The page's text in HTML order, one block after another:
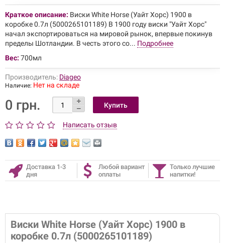
Краткое описание: Виски White Horse (Уайт Хорс) 1900 в
коробке 0.7л (5000265101189) В 1900 году виски "Уайт Хорс"
начал экспортироваться на мировой рынок, впервые покинув
пределы Шотландии. В честь этого со... Подробнее
Вес: 700мл
Производитель: Diageo
Наличие: Нет на складе
0 грн.
Написать отзыв
Доставка 1-3
дня
Любой вариант
оплаты
Только лучшие
напитки!
Виски White Horse (Уайт Хорс) 1900 в
коробке 0.7л (5000265101189)